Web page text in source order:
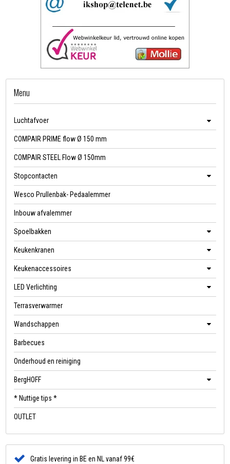
Menu
Luchtafvoer
COMPAIR PRIME flow Ø 150 mm
COMPAIR STEEL Flow Ø 150mm
Stopcontacten
Wesco Prullenbak- Pedaalemmer
Inbouw afvalemmer
Spoelbakken
Keukenkranen
Keukenaccessoires
LED Verlichting
Terrasverwarmer
Wandschappen
Barbecues
Onderhoud en reiniging
BergHOFF
* Nuttige tips *
OUTLET
Gratis levering in BE en NL vanaf 99€